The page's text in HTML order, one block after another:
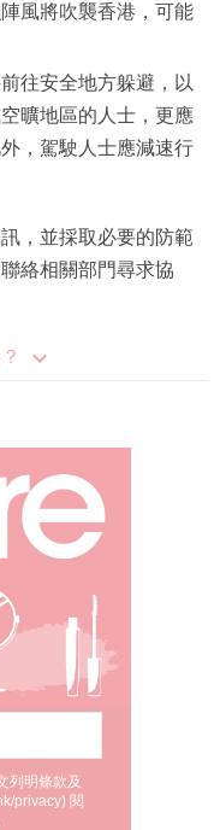
風將吹襲香港，可能
往安全地方躲避，以
曠地區的人士，更應
，駕駛人士應減速行
，並採取必要的防範
絡相關部門尋求協
列明條款及
privacy) 閱